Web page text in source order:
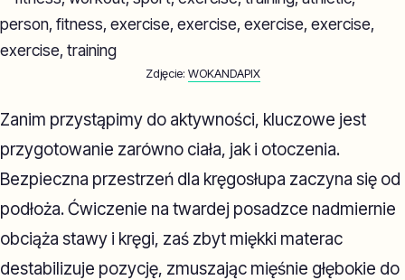
Zdjęcie: WOKANDAPIX
Zanim przystąpimy do aktywności, kluczowe jest
przygotowanie zarówno ciała, jak i otoczenia.
Bezpieczna przestrzeń dla kręgosłupa zaczyna się od
podłoża. Ćwiczenie na twardej posadzce nadmiernie
obciąża stawy i kręgi, zaś zbyt miękki materac
destabilizuje pozycję, zmuszając mięśnie głębokie do